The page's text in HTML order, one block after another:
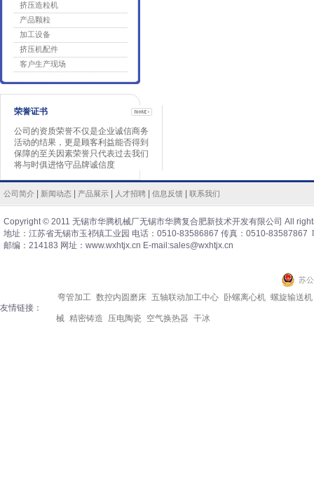
挤压造粒机
产品颗粒
加工设备
挤压机配件
客户生产现场
荣誉证书
公司的资质荣誉不仅是企业诚信商务
活动的结果，更是顾客利益能否得到
保障的至关因素荣誉只代表过去我们
将与时俱进恪守品牌诚信度
包裹涂膜机
公司简介 新闻动态 产品展示 人才招聘 信息反馈 联系我们
Copyright © 2011 无锡市华腾机械厂无锡市华腾复合肥新技术开发有限公司 All
地址：江苏省无锡市玉祁镇工业园 电话：0510-83586867 传真：0510-
邮编：214183 网址：www.wxhtjx.cn E-mail:sales@wxhtjx.cn
苏
友情链接：
弯管加工 数控内圆磨床 五轴联动加工中心 卧螺离心机 螺旋输送机
械 精密铸造 压电陶瓷 空气换热器 干冰